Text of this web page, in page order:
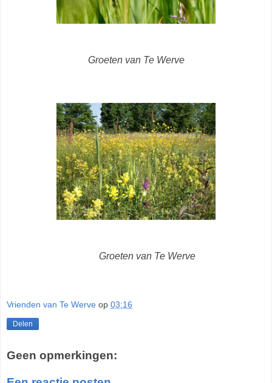
Groeten van Te Werve
Groeten van Te Werve
Vrienden van Te Werve op 03:16
Delen
Geen opmerkingen: